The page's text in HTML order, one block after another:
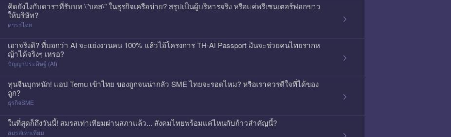
คิดยังไงกับดาราที่รับบท \"บอส\" ในธุรกิจเครือข่าย? สรุปเป็นผู้บริหารจริง หรือแค่พรีเซนเตอร์ฟอกขาว
ให้บริษัท?
ดาราไทย
เอาจริงดิ? ที่บอกว่า AI จะแย่งงานคน 100% แล้วไอ้โครงการ TH-AI Passport มันจะช่วยคนไทยรากห
ญ้าได้จริงๆ เหรอ?
ปัญญาประดิษฐ์ (AI)
ทุนจีนบุกหนัก! แอป Temu เข้าไทย ของถูกจนน่ากลัว SME ไทยจะรอดไหม? หรือเราควรดีใจที่ได้ของ
ถูก?
ธุรกิจSME
ในที่สุดก็ถึงวันนี้! สมรสเท่าเทียมผ่านสภาแล้ว... สังคมไทยพร้อมแค่ไหนกับก้าวสำคัญนี้?
สมรสเท่าเทียม